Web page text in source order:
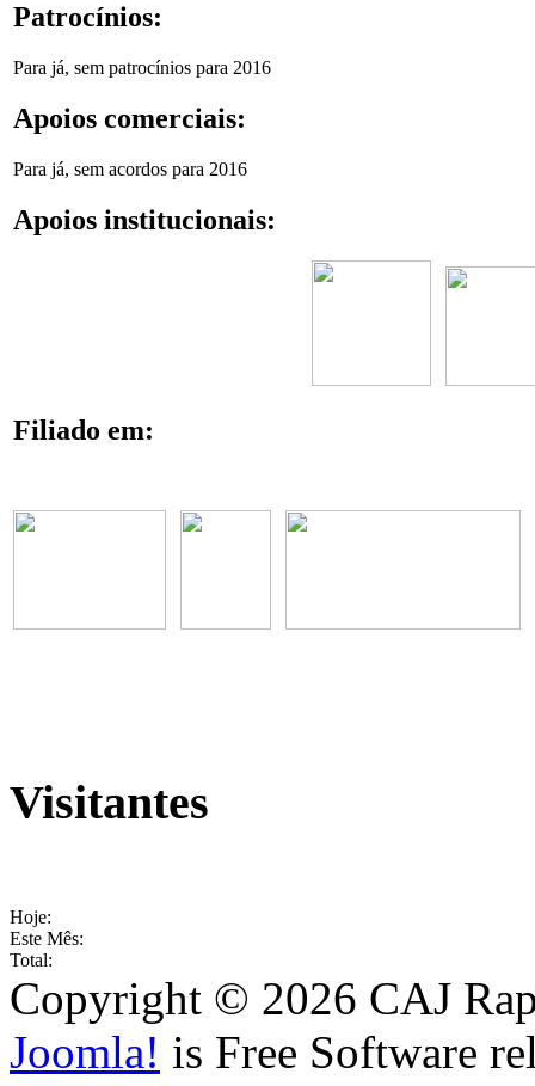
Patrocínios:
Para já, sem patrocínios para 2016
Apoios comerciais:
Para já, sem acordos para 2016
Apoios institucionais:
Filiado em:
Visitantes
Hoje:
Este Mês:
Total:
Copyright © 2026 CAJ
Joomla! is Free Software